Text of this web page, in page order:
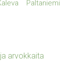
Paltaniemi
arvokkaita